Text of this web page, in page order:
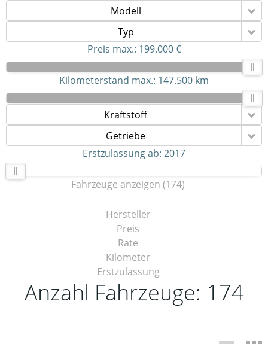
Modell
Typ
Preis max.: 199.000 €
Kilometerstand max.: 147.500 km
Kraftstoff
Getriebe
Erstzulassung ab: 2017
Fahrzeuge anzeigen (174)
Hersteller
Preis
Rate
Kilometer
Erstzulassung
Anzahl Fahrzeuge: 174